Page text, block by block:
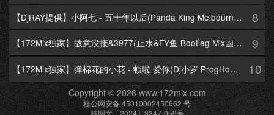
【DjRAY提供】小阿七 - 五十年以后(Panda King Melbourne Mix国语女) 8
【172Mix独家】故意没接&3977(止水&FY鱼 Bootleg Mix国语男) 9
【172Mix独家】弹棉花的小花 - 顿啦 爱你(Dj小罗 ProgHouse Mix国语女)v2 10
Copyright © 2026 www.172mix.com
桂公网安备 45010002450662 号
桂网文〔2024〕3347-059号